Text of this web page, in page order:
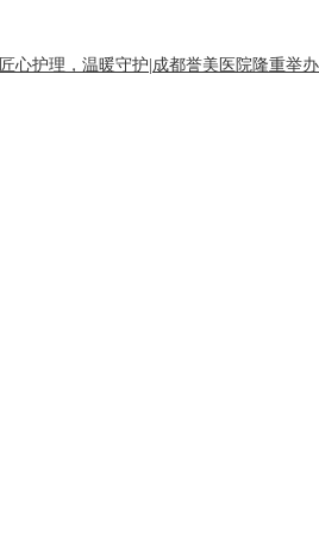
匠心护理，温暖守护|成都誉美医院隆重举